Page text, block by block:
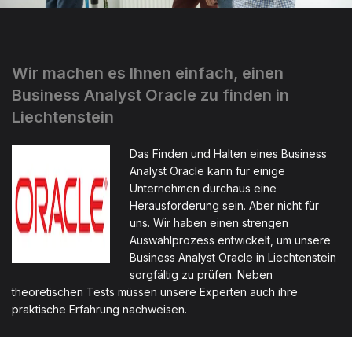
Wir machen es Ihnen einfach, einen
Business Analyst Oracle zu finden in
Liechtenstein
Das Finden und Halten eines Business
Analyst Oracle kann für einige
Unternehmen durchaus eine
Herausforderung sein. Aber nicht für
uns. Wir haben einen strengen
Auswahlprozess entwickelt, um unsere
Business Analyst Oracle in Liechtenstein
sorgfältig zu prüfen. Neben
theoretischen Tests müssen unsere Experten auch ihre
praktische Erfahrung nachweisen.